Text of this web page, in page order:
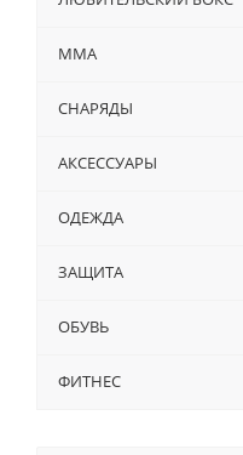
ММА
СНАРЯДЫ
АКСЕССУАРЫ
ОДЕЖДА
ЗАЩИТА
ОБУВЬ
ФИТНЕС